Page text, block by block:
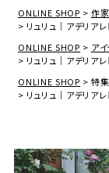
ONLINE SHOP 作
リュリュ｜アデリア
ONLINE SHOP
ア
リュリュ｜アデリア
ONLINE SHOP
特
リュリュ｜アデリア